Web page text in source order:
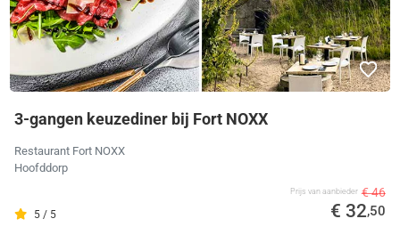
3-gangen keuzediner bij Fort NOXX
Restaurant Fort NOXX
Hoofddorp
5 / 5
Prijs van aanbieder € 46
€ 32,50